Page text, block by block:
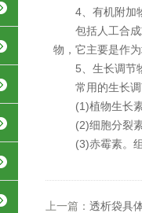
4、有机附加
包括人工合成
物，它主要是作
5、生长调节
常用的生长调
(1)植物生长素
(2)细胞分裂素
(3)赤霉素。组
上一篇： 透析袋具